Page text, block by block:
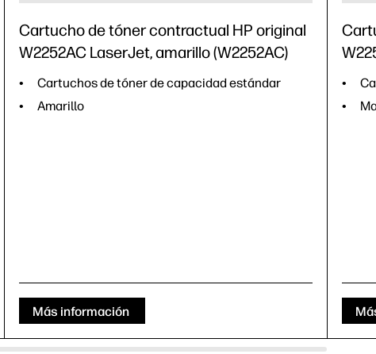
Cartucho de tóner contractual HP original
W2252AC LaserJet, amarillo (W2252AC)
Cartuchos de tóner de capacidad estándar
Amarillo
Más información